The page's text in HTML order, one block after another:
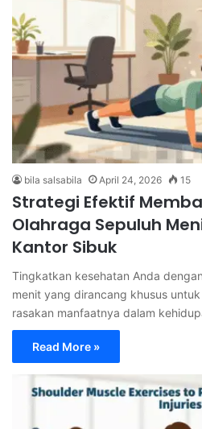
bila salsabila April 24, 2026 15
Strategi Efektif
Olahraga Sepuluh
Kantor Sibuk
Tingkatkan kesehatan Anda
menit yang dirancang khusus
rasakan manfaatnya dalam
Read More »